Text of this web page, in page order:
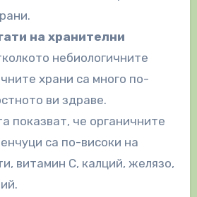
на хранителни
небиологичните
храни са много по-
ви здраве.
показват, че органичните
са по-високи на
витамин С, калций, желязо,